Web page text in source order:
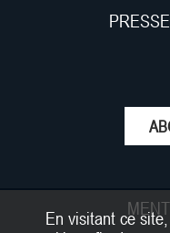
PRESSE
En visitant ce